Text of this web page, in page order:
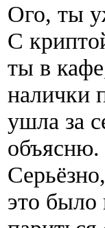
Ого, ты
С
ты в
налички
ушла за
объясню.
это